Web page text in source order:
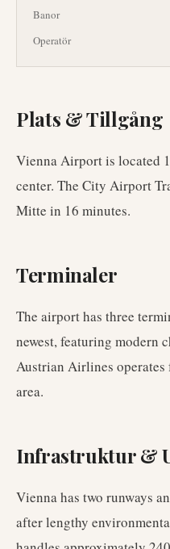
Banor
Operatör
Plats & Tillgång
Vienna Airport is located
center. The City Airport
Mitte in 16 minutes.
Terminaler
The airport has three
newest, featuring modern
Austrian Airlines
area.
Infrastruktur &
Vienna has two runways
after lengthy